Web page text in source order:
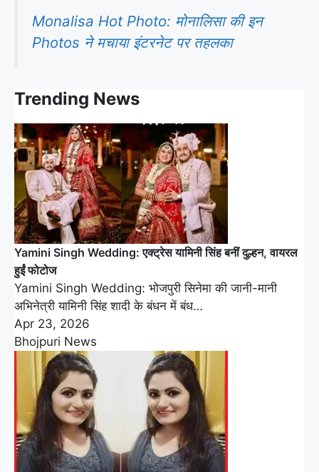
Monalisa Hot Photo: मोनालिसा की इन
Photos ने मचाया इंटरनेट पर तहलका
Trending News
Yamini Singh Wedding: एक्ट्रेस यामिनी सिंह बनीं दुल्हन, वायरल
हुईं फोटोज
Yamini Singh Wedding: भोजपुरी सिनेमा की जानी-मानी
अभिनेत्री यामिनी सिंह शादी के बंधन में बंध…
Apr 23, 2026
Bhojpuri News